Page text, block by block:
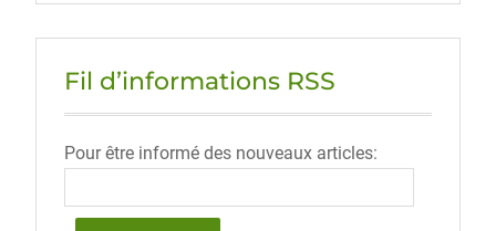
Fil d’informations RSS
Pour être informé des nouveaux articles: